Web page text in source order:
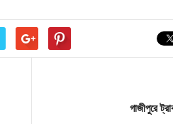
গাজীপুরে